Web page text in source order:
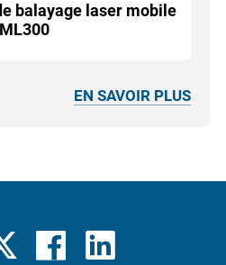
balayage laser mobile
ML300
EN SAVOIR PLUS